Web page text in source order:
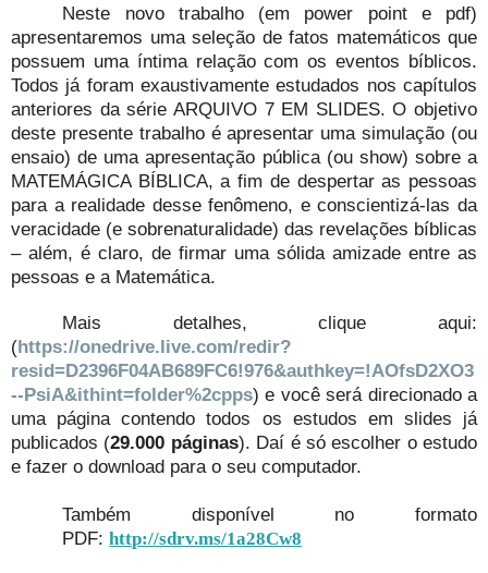
Neste novo trabalho (em power point e pdf)
apresentaremos uma seleção de fatos matemáticos que
possuem uma íntima relação com os eventos bíblicos.
Todos já foram exaustivamente estudados nos capítulos
anteriores da série ARQUIVO 7 EM SLIDES. O objetivo
deste presente trabalho é apresentar uma simulação (ou
ensaio) de uma apresentação pública (ou show) sobre a
MATEMÁGICA BÍBLICA, a fim de despertar as pessoas
para a realidade desse fenômeno, e conscientizá-las da
veracidade (e sobrenaturalidade) das revelações bíblicas
– além, é claro, de firmar uma sólida amizade entre as
pessoas e a Matemática.
Mais detalhes, clique aqui:
(https://onedrive.live.com/redir?
resid=D2396F04AB689FC6!976&authkey=!AOfsD2XO3
--PsiA&ithint=folder%2cpps) e você será direcionado a
uma página contendo todos os estudos em slides já
publicados (29.000 páginas). Daí é só escolher o estudo
e fazer o download para o seu computador.
Também disponível no formato
PDF: http://sdrv.ms/1a28Cw8